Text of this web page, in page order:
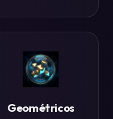
Geométricos